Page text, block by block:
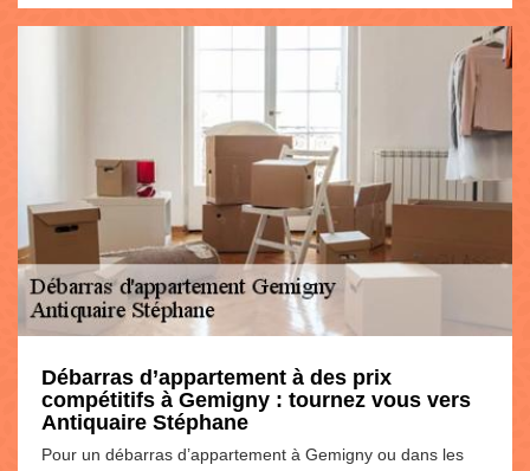
Débarras d’appartement à des prix
compétitifs à Gemigny : tournez vous vers
Antiquaire Stéphane
Pour un débarras d’appartement à Gemigny ou dans les